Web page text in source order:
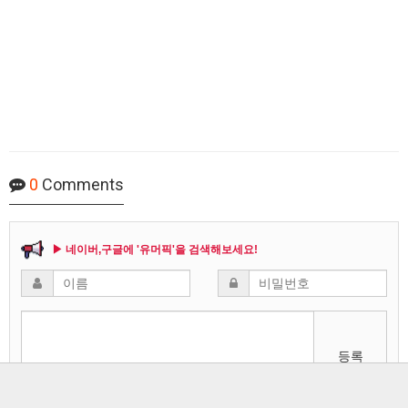
0 Comments
▶ 네이버,구글에 '유머픽'을 검색해보세요!
등록